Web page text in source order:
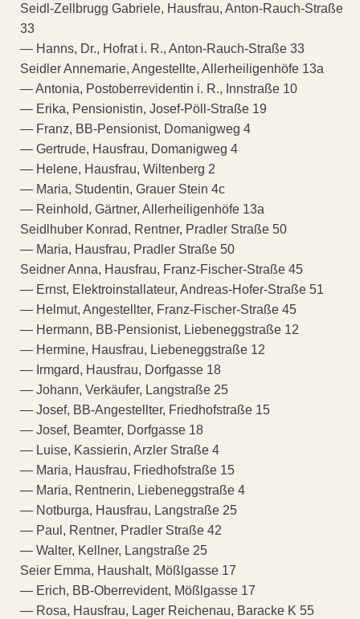
Seidl-Zellbrugg Gabriele, Hausfrau, Anton-Rauch-Straße
33
— Hanns, Dr., Hofrat i. R., Anton-Rauch-Straße 33
Seidler Annemarie, Angestellte, Allerheiligenhöfe 13a
— Antonia, Postoberrevidentin i. R., Innstraße 10
— Erika, Pensionistin, Josef-Pöll-Straße 19
— Franz, BB-Pensionist, Domanigweg 4
— Gertrude, Hausfrau, Domanigweg 4
— Helene, Hausfrau, Wiltenberg 2
— Maria, Studentin, Grauer Stein 4c
— Reinhold, Gärtner, Allerheiligenhöfe 13a
Seidlhuber Konrad, Rentner, Pradler Straße 50
— Maria, Hausfrau, Pradler Straße 50
Seidner Anna, Hausfrau, Franz-Fischer-Straße 45
— Ernst, Elektroinstallateur, Andreas-Hofer-Straße 51
— Helmut, Angestellter, Franz-Fischer-Straße 45
— Hermann, BB-Pensionist, Liebeneggstraße 12
— Hermine, Hausfrau, Liebeneggstraße 12
— Irmgard, Hausfrau, Dorfgasse 18
— Johann, Verkäufer, Langstraße 25
— Josef, BB-Angestellter, Friedhofstraße 15
— Josef, Beamter, Dorfgasse 18
— Luise, Kassierin, Arzler Straße 4
— Maria, Hausfrau, Friedhofstraße 15
— Maria, Rentnerin, Liebeneggstraße 4
— Notburga, Hausfrau, Langstraße 25
— Paul, Rentner, Pradler Straße 42
— Walter, Kellner, Langstraße 25
Seier Emma, Haushalt, Mößlgasse 17
— Erich, BB-Oberrevident, Mößlgasse 17
— Rosa, Hausfrau, Lager Reichenau, Baracke K 55